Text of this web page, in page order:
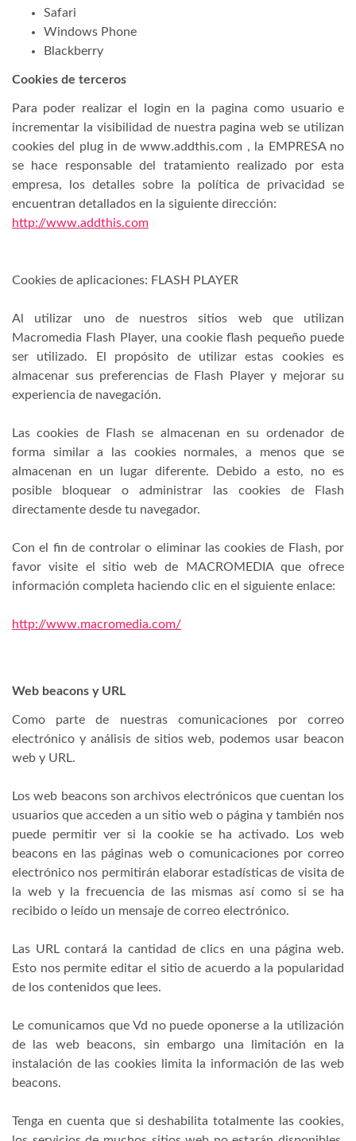
Safari
Windows Phone
Blackberry
Cookies de terceros
Para poder realizar el login en la pagina como usuario e
incrementar la visibilidad de nuestra pagina web se utilizan
cookies del plug in de www.addthis.com , la EMPRESA no
se hace responsable del tratamiento realizado por esta
empresa, los detalles sobre la política de privacidad se
encuentran detallados en la siguiente dirección:
http://www.addthis.com
Cookies de aplicaciones: FLASH PLAYER
Al utilizar uno de nuestros sitios web que utilizan
Macromedia Flash Player, una cookie flash pequeño puede
ser utilizado. El propósito de utilizar estas cookies es
almacenar sus preferencias de Flash Player y mejorar su
experiencia de navegación.
Las cookies de Flash se almacenan en su ordenador de
forma similar a las cookies normales, a menos que se
almacenan en un lugar diferente. Debido a esto, no es
posible bloquear o administrar las cookies de Flash
directamente desde tu navegador.
Con el fin de controlar o eliminar las cookies de Flash, por
favor visite el sitio web de MACROMEDIA que ofrece
información completa haciendo clic en el siguiente enlace:
http://www.macromedia.com/
Web beacons y URL
Como parte de nuestras comunicaciones por correo
electrónico y análisis de sitios web, podemos usar beacon
web y URL.
Los web beacons son archivos electrónicos que cuentan los
usuarios que acceden a un sitio web o página y también nos
puede permitir ver si la cookie se ha activado. Los web
beacons en las páginas web o comunicaciones por correo
electrónico nos permitirán elaborar estadísticas de visita de
la web y la frecuencia de las mismas así como si se ha
recibido o leído un mensaje de correo electrónico.
Las URL contará la cantidad de clics en una página web.
Esto nos permite editar el sitio de acuerdo a la popularidad
de los contenidos que lees.
Le comunicamos que Vd no puede oponerse a la utilización
de las web beacons, sin embargo una limitación en la
instalación de las cookies limita la información de las web
beacons.
Tenga en cuenta que si deshabilita totalmente las cookies,